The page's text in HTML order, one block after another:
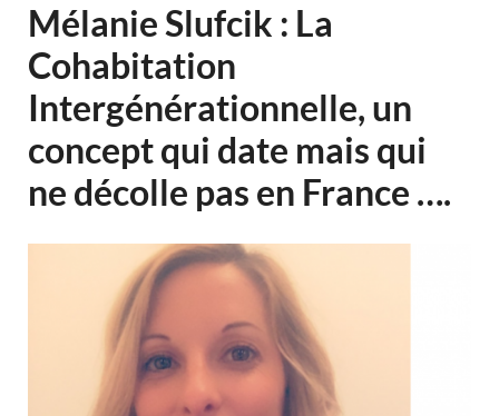
Mélanie Slufcik : La
Cohabitation
Intergénérationnelle, un
concept qui date mais qui
ne décolle pas en France ….